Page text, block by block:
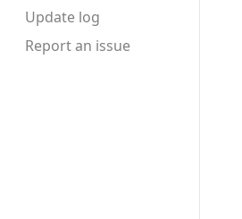
Update log
Report an issue